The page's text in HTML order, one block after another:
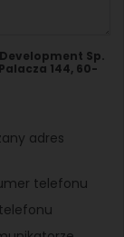
Sp.
144, 60-
adres
telefonu